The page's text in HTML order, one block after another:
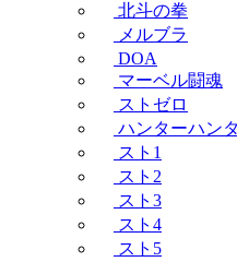
北斗の拳
メルブラ
DOA
マーベル闘魂
ストゼロ
ハンターハン
スト1
スト2
スト3
スト4
スト5